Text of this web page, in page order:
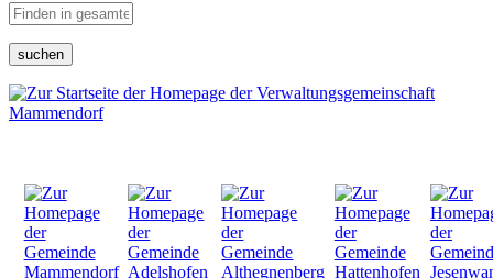
suchen